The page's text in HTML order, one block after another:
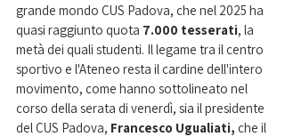
grande mondo CUS Padova, che nel 2025 ha
quasi raggiunto quota 7.000 tesserati, la
metà dei quali studenti. Il legame tra il centro
sportivo e l'Ateneo resta il cardine dell'intero
movimento, come hanno sottolineato nel
corso della serata di venerdì, sia il presidente
del CUS Padova, Francesco Ugualiati, che il